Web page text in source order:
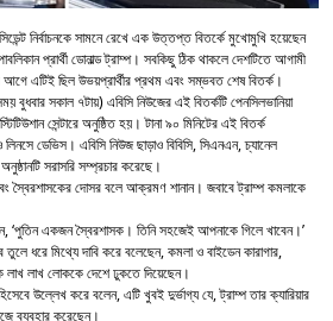
নির্বাচনকে সামনে রেখে এক উত্তপ্ত বিতর্কে মুখোমুখি হয়েছেন
প্রার্থী ডোনাল্ড ট্রাম্প। সবকিছু ঠিক থাকলে দেশটিতে আগামী
আগে এটিই ছিল উভয়প্রার্থীর প্রথম এবং সম্ভবত শেষ বিতর্ক।
বুধবার সকাল ৭টায়) এবিসি নিউজের এই বিতর্কটি পেনসিলভানিয়া
সেন্টারে অনুষ্ঠিত হয়। টানা ৯০ মিনিটের এই বিতর্ক
ডেভিস। এবিসি নিউজ ছাড়াও বিবিসি, সিএনএন, চ্যানেল
সরাসরি সম্প্রচার করেছে।
স্বৈরশাসকের দোসর বলে আক্রমণ শানান। জবাবে ট্রাম্প কমলাকে
‘পুতিন একজন স্বৈরশাসক। তিনি সহজেই আপনাকে গিলে খাবেন।’
ধরে মিথ্যে দাবি করে বলেছেন, কমলা ও বাইডেন কারাগার,
লাখ লাখ লোককে দেশে ঢুকতে দিয়েছেন।
উল্লেখ করে বলেন, এটি খুবই দুর্ভাগ্য যে, ট্রাম্প তার ক্যারিয়ার
ব্যবহার করেছেন।